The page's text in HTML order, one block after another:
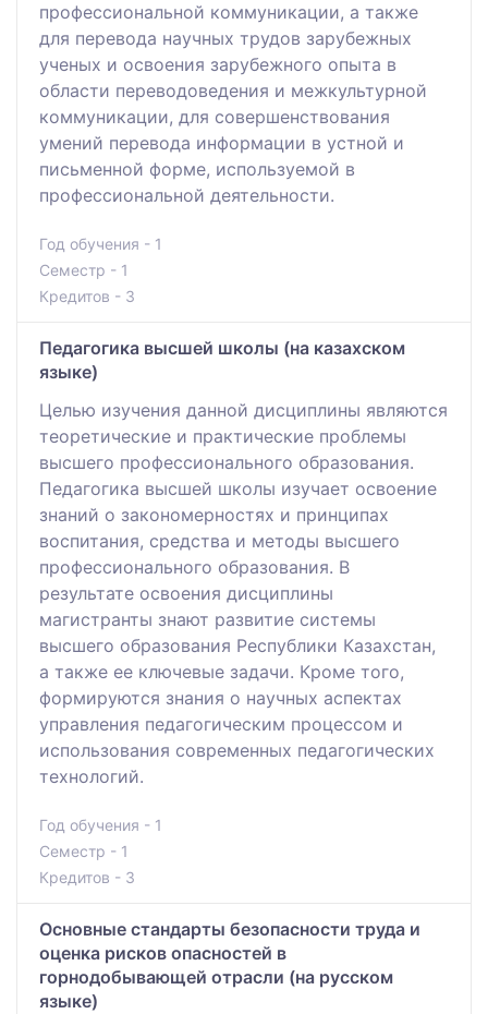
профессиональной коммуникации, а также
для перевода научных трудов зарубежных
ученых и освоения зарубежного опыта в
области переводоведения и межкультурной
коммуникации, для совершенствования
умений перевода информации в устной и
письменной форме, используемой в
профессиональной деятельности.
Год обучения - 1
Семестр - 1
Кредитов - 3
Педагогика высшей школы (на казахском
языке)
Целью изучения данной дисциплины являются
теоретические и практические проблемы
высшего профессионального образования.
Педагогика высшей школы изучает освоение
знаний о закономерностях и принципах
воспитания, средства и методы высшего
профессионального образования. В
результате освоения дисциплины
магистранты знают развитие системы
высшего образования Республики Казахстан,
а также ее ключевые задачи. Кроме того,
формируются знания о научных аспектах
управления педагогическим процессом и
использования современных педагогических
технологий.
Год обучения - 1
Семестр - 1
Кредитов - 3
Основные стандарты безопасности труда и
оценка рисков опасностей в
горнодобывающей отрасли (на русском
языке)